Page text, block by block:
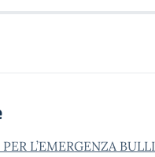
L’EMERGENZA